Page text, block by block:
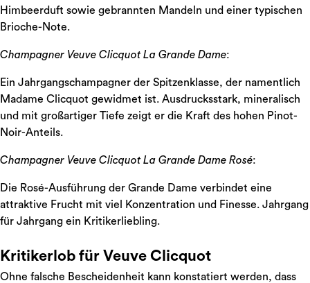
Himbeerduft sowie gebrannten Mandeln und einer typischen
Brioche-Note.
Champagner Veuve Clicquot La Grande Dame:
Ein Jahrgangschampagner der Spitzenklasse, der namentlich
Madame Clicquot gewidmet ist. Ausdrucksstark, mineralisch
und mit großartiger Tiefe zeigt er die Kraft des hohen Pinot-
Noir-Anteils.
Champagner Veuve Clicquot La Grande Dame Rosé:
Die Rosé-Ausführung der Grande Dame verbindet eine
attraktive Frucht mit viel Konzentration und Finesse. Jahrgang
für Jahrgang ein Kritikerliebling.
Kritikerlob für Veuve Clicquot
Ohne falsche Bescheidenheit kann konstatiert werden, dass